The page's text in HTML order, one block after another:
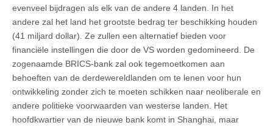
evenveel bijdragen als elk van de andere 4 landen. In het
andere zal het land het grootste bedrag ter beschikking houden
(41 miljard dollar). Ze zullen een alternatief bieden voor
financiële instellingen die door de VS worden gedomineerd. De
zogenaamde BRICS-bank zal ook tegemoetkomen aan
behoeften van de derdewereldlanden om te lenen voor hun
ontwikkeling zonder zich te moeten schikken naar neoliberale en
andere politieke voorwaarden van westerse landen. Het
hoofdkwartier van de nieuwe bank komt in Shanghai, maar